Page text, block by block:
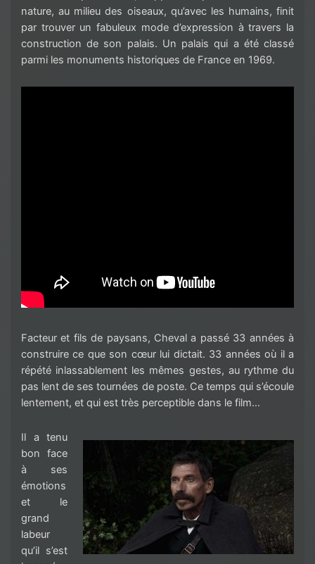
nature, au milieu des oiseaux, qu’avec les humains, finit
par trouver un fabuleux mode d’expression à travers la
construction de son palais. Un palais qui a été classé
parmi les monuments historiques de France en 1969.
Facteur et fils de paysans, Cheval a passé 33 années à
construire ce que son cœur lui dictait. 33 années où il a
répété inlassablement les mêmes gestes, au rythme du
pas lent de ses tournées de poste. Ce temps qui s’écoule
lentement, et qui est très perceptible dans le film…
Il a tenu
bon face
à ses
émotions
et le
grand
labeur
qu’il s’est